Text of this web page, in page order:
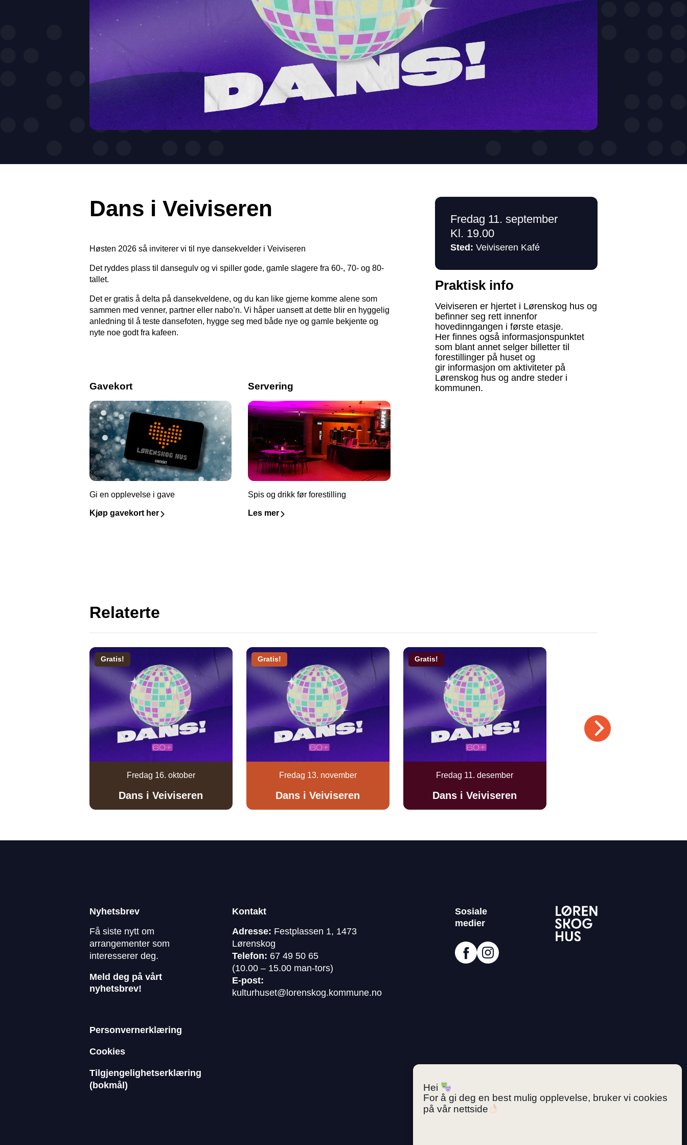
Hei
For å gi deg en best mulig opplevelse, bruker vi cookies
på vår nettside
Fredag 11. september
Kl. 19.00
Sted: Veiviseren Kafé
Dans i Veiviseren
Praktisk info
Veiviseren er hjertet i Lørenskog hus og
befinner seg rett innenfor
hovedinngangen i første etasje.
Her finnes også informasjonspunktet
som blant annet selger billetter til
forestillinger på huset og
gir informasjon om aktiviteter på
Lørenskog hus og andre steder i
kommunen.
Høsten 2026 så inviterer vi til nye dansekvelder i Veiviseren
Det ryddes plass til dansegulv og vi spiller gode, gamle slagere fra 60-, 70- og 80-
tallet.
Det er gratis å delta på dansekveldene, og du kan like gjerne komme alene som
sammen med venner, partner eller nabo’n. Vi håper uansett at dette blir en hyggelig
anledning til å teste dansefoten, hygge seg med både nye og gamle bekjente og
nyte noe godt fra kafeen.
Gavekort
Gi en opplevelse i gave
Kjøp gavekort her
Servering
Spis og drikk før forestilling
Les mer
Relaterte
Gratis!
Fredag 16. oktober
Dans i Veiviseren
Gratis!
Fredag 13. november
Dans i Veiviseren
Gratis!
Fredag 11. desember
Dans i Veiviseren
Nyhetsbrev
Få siste nytt om
arrangementer som
interesserer deg.
Meld deg på vårt
nyhetsbrev!
Personvernerklæring
Cookies
Tilgjengelighetserklæring
(bokmål)
Kontakt
Adresse: Festplassen 1, 1473
Lørenskog
Telefon: 67 49 50 65
(10.00 – 15.00 man-tors)
E-post:
kulturhuset@lorenskog.kommune.no
Sosiale
medier